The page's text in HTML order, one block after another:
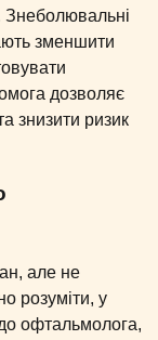
Знеболювальні
зменшити
дозволяє
знизити ризик
але не
розуміти, у
офтальмолога,